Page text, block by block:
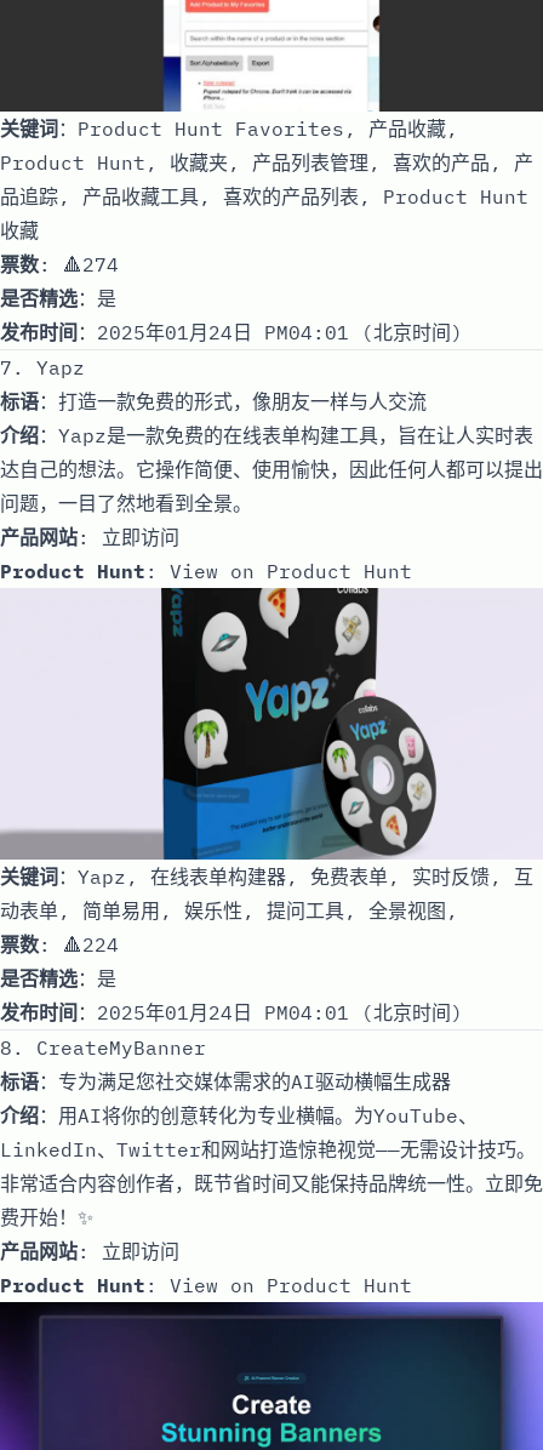
关键词：Product Hunt Favorites, 产品收藏,
Product Hunt, 收藏夹, 产品列表管理, 喜欢的产品, 产
品追踪, 产品收藏工具, 喜欢的产品列表, Product Hunt
收藏
票数: 🔺274
是否精选：是
发布时间 ：2025年01月24日 PM04:01 (北京时间)
7. Yapz
标语：打造一款免费的形式，像朋友一样与人交流
介绍：Yapz是一款免费的在线表单构建工具，旨在让人实时表
达自己的想法。它操作简便、使用愉快，因此任何人都可以提出
问题，一目了然地看到全景。
产品网站: 立即访问
Product Hunt : View on Product Hunt
关键词：Yapz, 在线表单构建器, 免费表单, 实时反馈, 互
动表单, 简单易用, 娱乐性, 提问工具, 全景视图,
票数: 🔺224
是否精选：是
发布时间 ：2025年01月24日 PM04:01 (北京时间)
8. CreateMyBanner
标语：专为满足您社交媒体需求的AI驱动横幅生成器
介绍：用AI将你的创意转化为专业横幅。为YouTube、
LinkedIn、Twitter和网站打造惊艳视觉——无需设计技巧。
非常适合内容创作者，既节省时间又能保持品牌统一性。立即免
费开始！✨
产品网站: 立即访问
Product Hunt : View on Product Hunt